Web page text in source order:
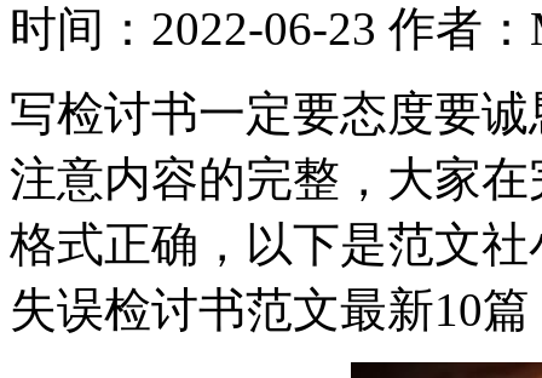
时间：2022-06-23 作者：
写检讨书一定要态度要
注意内容的完整，大家
格式正确，以下是范文
失误检讨书范文最新10